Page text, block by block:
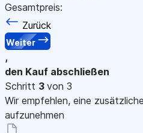
Gesamtpreis:
Zurück
Weiter
,
den Kauf abschließen
Schritt 3 von 3
Wir empfehlen, eine
aufzunehmen